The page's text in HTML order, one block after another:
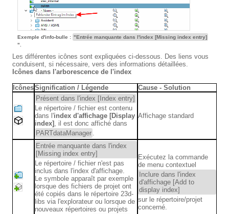
Exemple d'info-bulle : "Entrée manquante dans l'index [Missing index entry]
".
Les différentes icônes sont expliquées ci-dessous. Des liens vous
conduisent, si nécessaire, vers des informations détaillées.
Icônes dans l'arborescence de l'index
IcônesSignification / Légende
Cause - Solution
Présent dans l'index [Index entry]
Le répertoire / fichier est contenu
dans l'index d'affichage [Display
index] , il est donc affiché dans
PARTdataManager .
Affichage standard
Entrée manquante dans l'index
[Missing index entry]
Le répertoire / fichier n'est pas
inclus dans l'index d'affichage.
Le symbole apparaît par exemple
lorsque des fichiers de projet ont
été copiés dans le répertoire 23d-
libs via l'explorateur ou lorsque de
nouveaux répertoires ou projets
Exécutez la commande
de menu contextuel
Inclure dans l'index
d'affichage [Add to
display index]
sur le répertoire/projet
concerné.